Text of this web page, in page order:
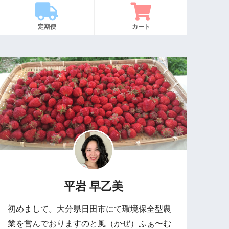
定期便 カート
平岩 早乙美
初めまして。大分県日田市にて環境保全型農
業を営んでおりますのと風（かぜ）ふぁ〜む